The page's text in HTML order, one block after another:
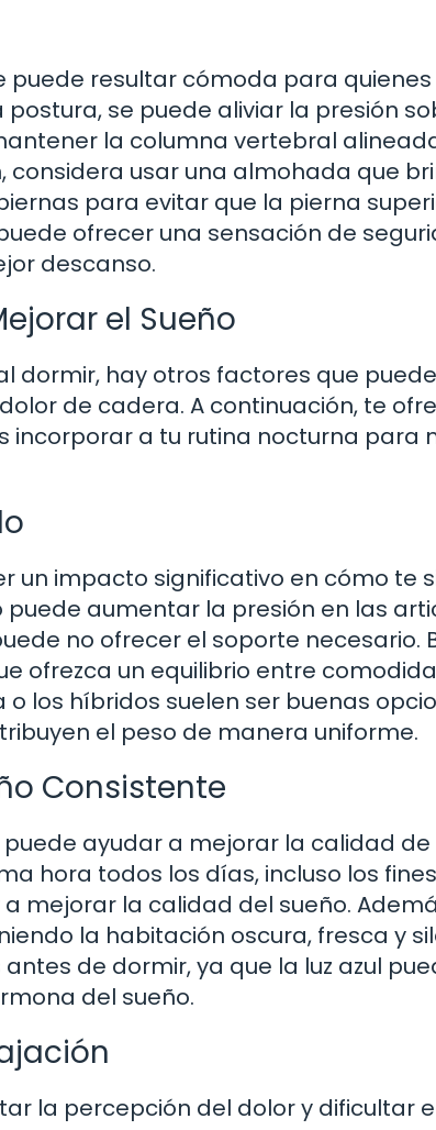
puede resultar cómoda para
se puede aliviar la presión
la columna vertebral
considera usar una almohada que
para evitar que la pierna
ofrecer una sensación de
descanso.
el Sueño
dormir, hay otros factores que
de cadera. A continuación, te
incorporar a tu rutina nocturna para
un impacto significativo en cómo te
aumentar la presión en las
no ofrecer el soporte necesario.
ofrezca un equilibrio entre
los híbridos suelen ser buenas
el peso de manera uniforme.
Consistente
ayudar a mejorar la calidad
hora todos los días, incluso los
mejorar la calidad del sueño.
la habitación oscura, fresca y
de dormir, ya que la luz azul
del sueño.
la percepción del dolor y dificultar